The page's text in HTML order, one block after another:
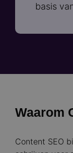
basis
Waarom
Content SEO